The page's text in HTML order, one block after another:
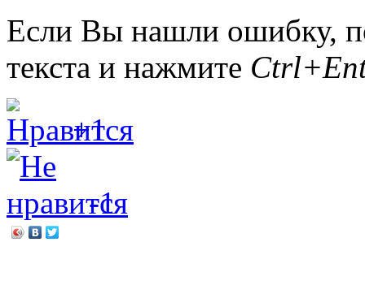
Если Вы нашли ошибку,
текста и нажмите
+1
-1